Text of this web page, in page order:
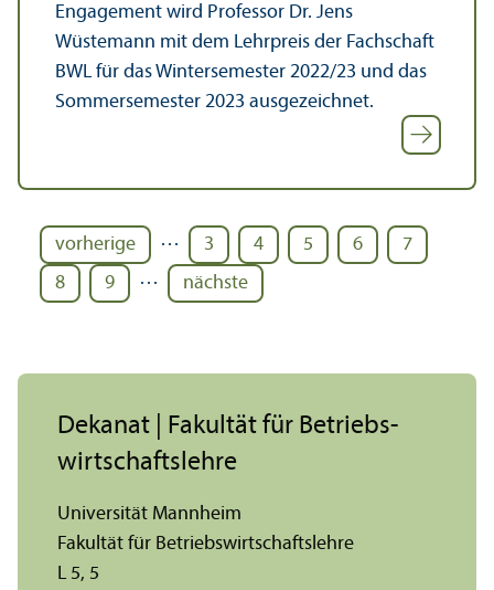
Engagement wird Professor Dr. Jens
Wüstemann mit dem Lehr­preis der Fach­schaft
BWL für das Wintersemester 2022/23 und das
Sommersemester 2023 ausgezeichnet.
vorherige … 3 4 5 6
7
8
9 … nächste
Dekanat | Fakultät für Betriebs­
wirtschafts­lehre
Universität Mannheim
Fakultät für Betriebs­wirtschafts­lehre
L 5, 5